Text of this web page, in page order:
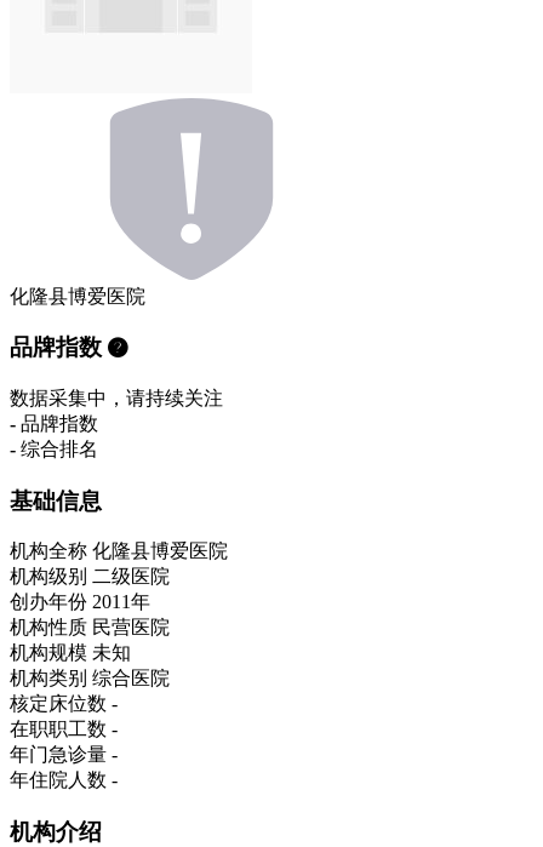
化隆县博爱医院
品牌指数
数据采集中，请持续关注
- 品牌指数
- 综合排名
基础信息
机构全称 化隆县博爱医院
机构级别 二级医院
创办年份 2011年
机构性质 民营医院
机构规模 未知
机构类别 综合医院
核定床位数 -
在职职工数 -
年门急诊量 -
年住院人数 -
机构介绍